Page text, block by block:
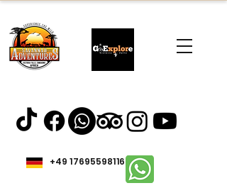
+49 17695598116